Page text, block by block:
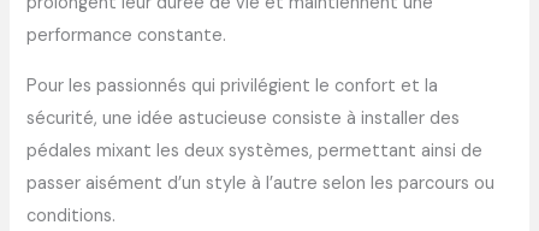
performance constante.
Pour les passionnés qui privilégient le confort et la
sécurité, une idée astucieuse consiste à installer des
pédales mixant les deux systèmes, permettant ainsi de
passer aisément d’un style à l’autre selon les parcours ou
conditions.